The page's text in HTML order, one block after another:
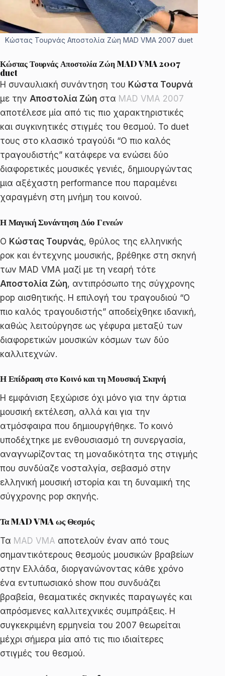
Κώστας Τουρνάς Αποστολία Ζώη MAD VMA 2007 duet
Κώστας Τουρνάς Αποστολία Ζώη MAD VMA 2007
duet
Η συναυλιακή συνάντηση του Κώστα Τουρνά
με την Αποστολία Ζώη στα MAD VMA 2007
αποτέλεσε μία από τις πιο χαρακτηριστικές
και συγκινητικές στιγμές του θεσμού. Το duet
τους στο κλασικό τραγούδι “Ο πιο καλός
τραγουδιστής” κατάφερε να ενώσει δύο
διαφορετικές μουσικές γενιές, δημιουργώντας
μια αξέχαστη performance που παραμένει
χαραγμένη στη μνήμη του κοινού.
Η Μαγική Συνάντηση Δύο Γενεών
Ο Κώστας Τουρνάς, θρύλος της ελληνικής
ροκ και έντεχνης μουσικής, βρέθηκε στη σκηνή
των MAD VMA μαζί με τη νεαρή τότε
Αποστολία Ζώη, αντιπρόσωπο της σύγχρονης
pop αισθητικής. Η επιλογή του τραγουδιού “Ο
πιο καλός τραγουδιστής” αποδείχθηκε ιδανική,
καθώς λειτούργησε ως γέφυρα μεταξύ των
διαφορετικών μουσικών κόσμων των δύο
καλλιτεχνών.
Η Επίδραση στο Κοινό και τη Μουσική Σκηνή
Η εμφάνιση ξεχώρισε όχι μόνο για την άρτια
μουσική εκτέλεση, αλλά και για την
ατμόσφαιρα που δημιουργήθηκε. Το κοινό
υποδέχτηκε με ενθουσιασμό τη συνεργασία,
αναγνωρίζοντας τη μοναδικότητα της στιγμής
που συνδύαζε νοσταλγία, σεβασμό στην
ελληνική μουσική ιστορία και τη δυναμική της
σύγχρονης pop σκηνής.
Τα MAD VMA ως Θεσμός
Τα MAD VMA αποτελούν έναν από τους
σημαντικότερους θεσμούς μουσικών βραβείων
στην Ελλάδα, διοργανώνοντας κάθε χρόνο
ένα εντυπωσιακό show που συνδυάζει
βραβεία, θεαματικές σκηνικές παραγωγές και
απρόσμενες καλλιτεχνικές συμπράξεις. Η
συγκεκριμένη ερμηνεία του 2007 θεωρείται
μέχρι σήμερα μία από τις πιο ιδιαίτερες
στιγμές του θεσμού.